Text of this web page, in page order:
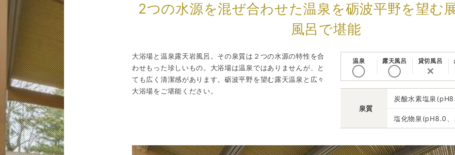
2つの水源を混ぜ合わせた温泉を砺波平野を望む
風呂で堪能
大浴場と温泉露天岩風呂。その泉質は２つの水源の特性を合
わせもった珍しいもの。大浴場は温泉ではありませんが、と
ても広く清潔感があります。砺波平野を望む露天温泉と広々
大浴場をご堪能ください。
温泉
◯
露天風呂
◯
貸切風呂
✕
泉質
炭酸水素塩泉
塩化物泉(pH8.0、